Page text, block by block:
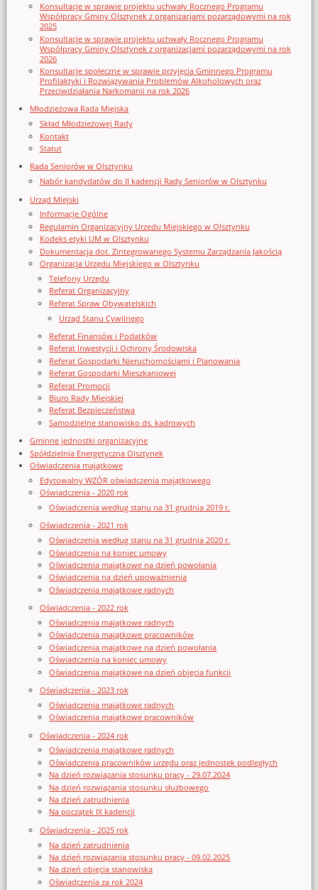
Konsultacje w sprawie projektu uchwały Rocznego Programu
Współpracy Gminy Olsztynek z organizacjami pozarządowymi na rok
2025
Konsultacje w sprawie projektu uchwały Rocznego Programu
Współpracy Gminy Olsztynek z organizacjami pozarządowymi na rok
2026
Konsultacje społeczne w sprawie przyjęcia Gminnego Programu
Profilaktyki i Rozwiązywania Problemów Alkoholowych oraz
Przeciwdziałania Narkomanii na rok 2026
Młodzieżowa Rada Miejska
Skład Młodzieżowej Rady
Kontakt
Statut
Rada Seniorów w Olsztynku
Nabór kandydatów do II kadencji Rady Seniorów w Olsztynku
Urząd Miejski
Informacje Ogólne
Regulamin Organizacyjny Urzedu Miejskiego w Olsztynku
Kodeks etyki UM w Olsztynku
Dokumentacja dot. Zintegrowanego Systemu Zarządzania Jakością
Organizacja Urzędu Miejskiego w Olsztynku
Telefony Urzędu
Referat Organizacyjny
Referat Spraw Obywatelskich
Urząd Stanu Cywilnego
Referat Finansów i Podatków
Referat Inwestycji i Ochrony Środowiska
Referat Gospodarki Nieruchomościami i Planowania
Referat Gospodarki Mieszkaniowej
Referat Promocji
Biuro Rady Miejskiej
Referat Bezpieczeństwa
Samodzielne stanowisko ds. kadrowych
Gminne jednostki organizacyjne
Spółdzielnia Energetyczna Olsztynek
Oświadczenia majątkowe
Edytowalny WZÓR oświadczenia majątkowego
Oświadczenia - 2020 rok
Oświadczenia według stanu na 31 grudnia 2019 r.
Oświadczenia - 2021 rok
Oświadczenia według stanu na 31 grudnia 2020 r.
Oświadczenia na koniec umowy
Oświadczenia majątkowe na dzień powołania
Oświadczenia na dzień upoważnienia
Oświadczenia majątkowe radnych
Oświadczenia - 2022 rok
Oświadczenia majątkowe radnych
Oświadczenia majątkowe pracowników
Oświadczenia majątkowe na dzień powołania
Oświadczenia na koniec umowy
Oświadczenia majątkowe na dzień objęcia funkcji
Oświadczenia - 2023 rok
Oświadczenia majątkowe radnych
Oświadczenia majątkowe pracowników
Oświadczenia - 2024 rok
Oświadczenia majątkowe radnych
Oświadczenia pracowników urzędu oraz jednostek podległych
Na dzień rozwiązania stosunku pracy - 29.07.2024
Na dzień rozwiązania stosunku służbowego
Na dzień zatrudnienia
Na początek IX kadencji
Oświadczenia - 2025 rok
Na dzień zatrudnienia
Na dzień rozwiązania stosunku pracy - 09.02.2025
Na dzień objęcia stanowiska
Oświadczenia za rok 2024